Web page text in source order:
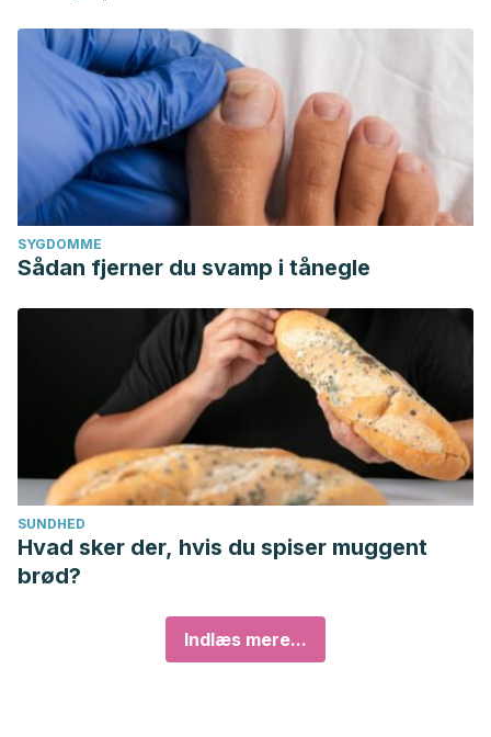
SYGDOMME
Sådan fjerner du svamp i tånegle
SUNDHED
Hvad sker der, hvis du spiser muggent
brød?
Indlæs mere...